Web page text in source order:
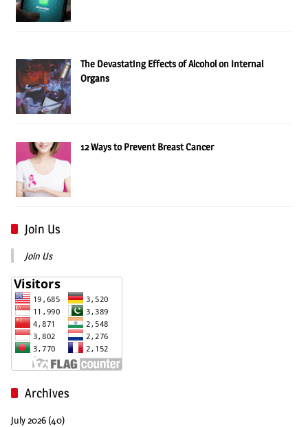
The Devastating Effects of Alcohol on Internal
Organs
12 Ways to Prevent Breast Cancer
Join Us
Join Us
Archives
July 2026 (40)